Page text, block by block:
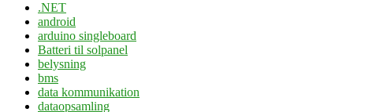
.NET
android
arduino singleboard
Batteri til solpanel
belysning
bms
data kommunikation
dataopsamling